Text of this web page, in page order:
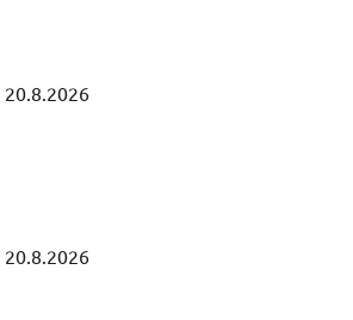
20.8.2026
20.8.2026